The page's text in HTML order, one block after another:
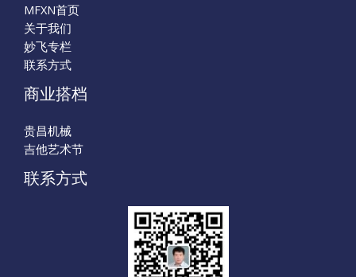
MFXN首页
关于我们
妙飞专栏
联系方式
商业搭档
贵昌机械
吉他艺术节
联系方式